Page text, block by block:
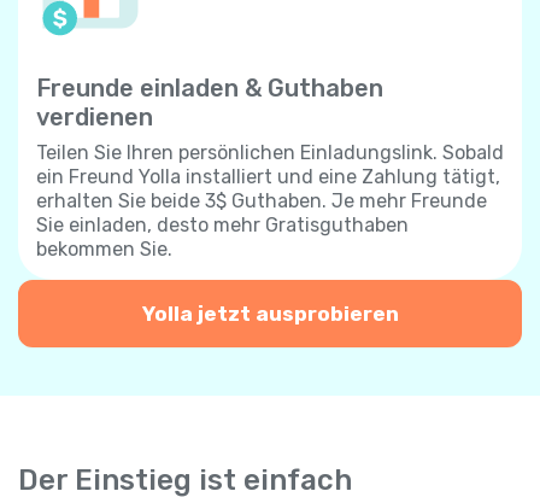
Freunde einladen & Guthaben
verdienen
Teilen Sie Ihren persönlichen Einladungslink. Sobald
ein Freund Yolla installiert und eine Zahlung tätigt,
erhalten Sie beide 3$ Guthaben. Je mehr Freunde
Sie einladen, desto mehr Gratisguthaben
bekommen Sie.
Yolla jetzt ausprobieren
Der Einstieg ist einfach